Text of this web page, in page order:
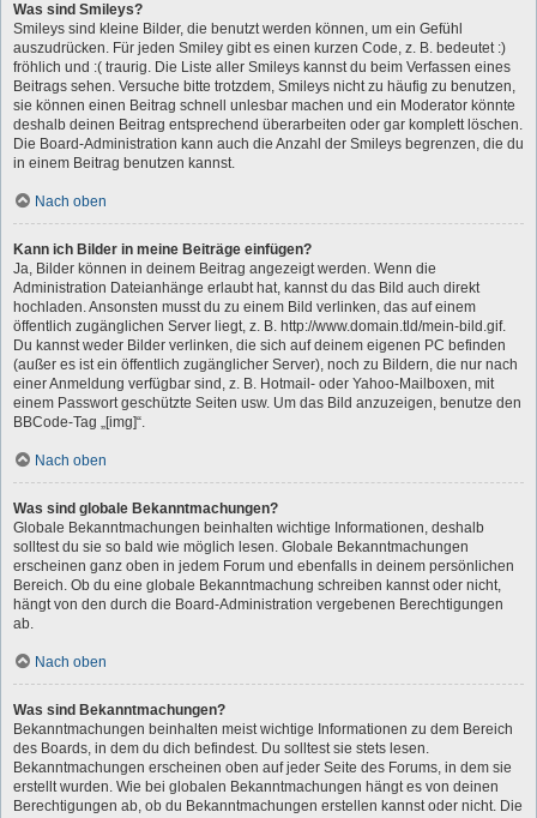
Was sind Smileys?
Smileys sind kleine Bilder, die benutzt werden können, um ein Gefühl
auszudrücken. Für jeden Smiley gibt es einen kurzen Code, z. B. bedeutet :)
fröhlich und :( traurig. Die Liste aller Smileys kannst du beim Verfassen eines
Beitrags sehen. Versuche bitte trotzdem, Smileys nicht zu häufig zu benutzen,
sie können einen Beitrag schnell unlesbar machen und ein Moderator könnte
deshalb deinen Beitrag entsprechend überarbeiten oder gar komplett löschen.
Die Board-Administration kann auch die Anzahl der Smileys begrenzen, die du
in einem Beitrag benutzen kannst.
Nach oben
Kann ich Bilder in meine Beiträge einfügen?
Ja, Bilder können in deinem Beitrag angezeigt werden. Wenn die
Administration Dateianhänge erlaubt hat, kannst du das Bild auch direkt
hochladen. Ansonsten musst du zu einem Bild verlinken, das auf einem
öffentlich zugänglichen Server liegt, z. B. http://www.domain.tld/mein-bild.gif.
Du kannst weder Bilder verlinken, die sich auf deinem eigenen PC befinden
(außer es ist ein öffentlich zugänglicher Server), noch zu Bildern, die nur nach
einer Anmeldung verfügbar sind, z. B. Hotmail- oder Yahoo-Mailboxen, mit
einem Passwort geschützte Seiten usw. Um das Bild anzuzeigen, benutze den
BBCode-Tag „[img]“.
Nach oben
Was sind globale Bekanntmachungen?
Globale Bekanntmachungen beinhalten wichtige Informationen, deshalb
solltest du sie so bald wie möglich lesen. Globale Bekanntmachungen
erscheinen ganz oben in jedem Forum und ebenfalls in deinem persönlichen
Bereich. Ob du eine globale Bekanntmachung schreiben kannst oder nicht,
hängt von den durch die Board-Administration vergebenen Berechtigungen
ab.
Nach oben
Was sind Bekanntmachungen?
Bekanntmachungen beinhalten meist wichtige Informationen zu dem Bereich
des Boards, in dem du dich befindest. Du solltest sie stets lesen.
Bekanntmachungen erscheinen oben auf jeder Seite des Forums, in dem sie
erstellt wurden. Wie bei globalen Bekanntmachungen hängt es von deinen
Berechtigungen ab, ob du Bekanntmachungen erstellen kannst oder nicht. Die